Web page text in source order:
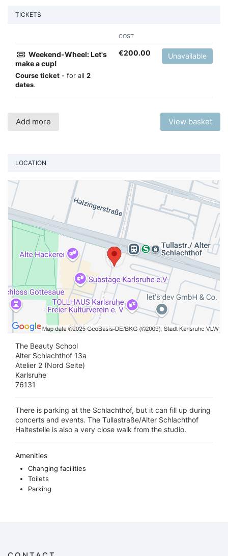
TICKETS
COST
Weekend-Wheel: Let's
make a cup!
Course ticket - for all 2
dates.
€200.00 Unavailable
Add more View basket
LOCATION
The Beauty School
Alter Schlachthof 13a
Atelier 2 (Nord Seite)
Karlsruhe
76131
There is parking at the Schlachthof, but it can fill up during
concerts and events. The Tullastraße/Alter Schlachthof
Haltestelle is also a very close walk from the studio.
Amenities
Changing facilities
Toilets
Parking